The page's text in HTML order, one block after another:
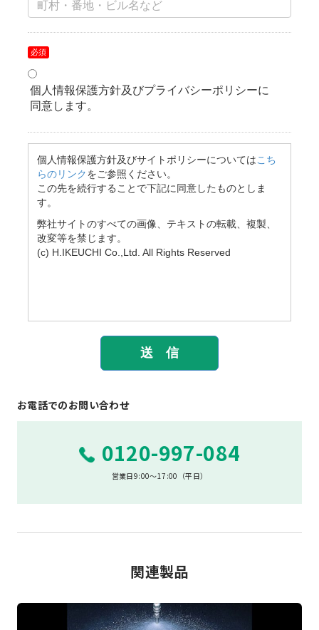
お電話でのお問い合わせ
0120-997-084
営業日9:00～17:00（平日）
関連製品